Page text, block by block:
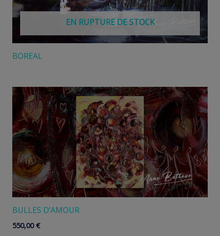
EN RUPTURE DE STOCK
BOREAL
BULLES D’AMOUR
550,00€